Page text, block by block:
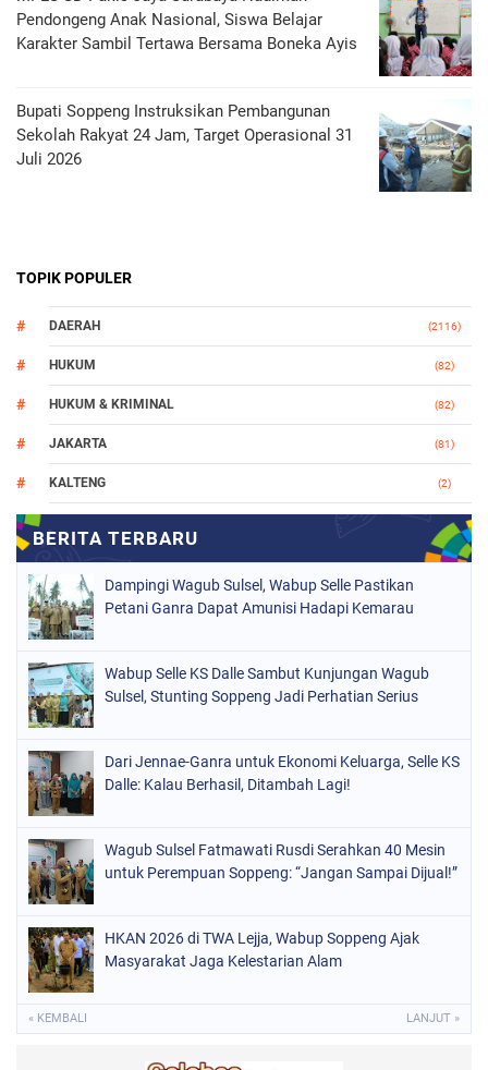
Pendongeng Anak Nasional, Siswa Belajar
Karakter Sambil Tertawa Bersama Boneka Ayis
Bupati Soppeng Instruksikan Pembangunan
Sekolah Rakyat 24 Jam, Target Operasional 31
Juli 2026
TOPIK POPULER
DAERAH (2116)
HUKUM (82)
HUKUM & KRIMINAL (82)
JAKARTA (81)
KALTENG (2)
(147)
NASIONAL (1021)
ORGANISASI
PERISTIWA
POLITIK
POLRI
SOPPENG (1897)
SULSEL
Dampingi Wagub Sulsel, Wabup Selle Pastikan
Petani Ganra Dapat Amunisi Hadapi Kemarau
Wabup Selle KS Dalle Sambut Kunjungan Wagub
Sulsel, Stunting Soppeng Jadi Perhatian Serius
Dari Jennae-Ganra untuk Ekonomi Keluarga, Selle KS
Dalle: Kalau Berhasil, Ditambah Lagi!
Wagub Sulsel Fatmawati Rusdi Serahkan 40 Mesin
untuk Perempuan Soppeng: “Jangan Sampai Dijual!”
HKAN 2026 di TWA Lejja, Wabup Soppeng Ajak
Masyarakat Jaga Kelestarian Alam
« KEMBALI LANJUT »